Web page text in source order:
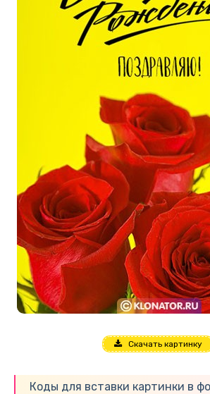
Скачать картинку
Коды для вставки картинки в